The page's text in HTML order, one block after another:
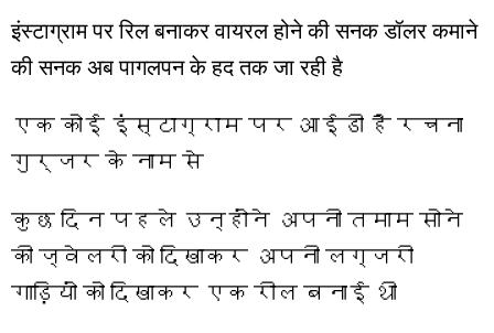
इंस्टाग्राम पर रिल बनाकर वायरल होने की सनक डॉलर कमाने
की सनक अब पागलपन के हद तक जा रही है
एक कोई इंस्टाग्राम पर आईडी है रचना
गुर्जर के नाम से
कुछ दिन पहले उन्होंने अपनी तमाम सोने
की ज्वेलरी को दिखाकर अपनी लग्जरी
गाड़ियों को दिखाकर एक रील बनाई थी